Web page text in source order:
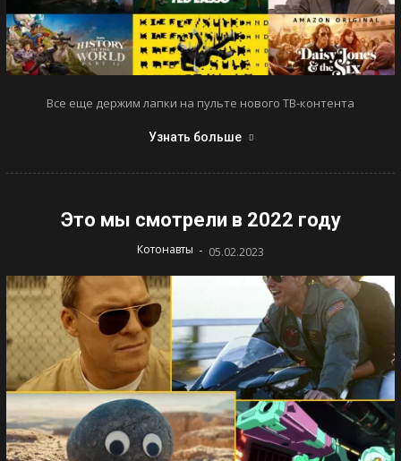
Все еще держим лапки на пульте нового ТВ-контента
Узнать больше
Это мы смотрели в 2022 году
Котонавты - 05.02.2023